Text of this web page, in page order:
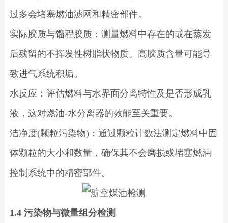
过多会堵塞燃油滤网和精密部件。
实际胶质与馏程胶质：测量燃料中存在的或在蒸发
后残留的不挥发性树脂状物质。高胶质含量可能导
致进气系统积垢。
水反应：评估燃料与水界面分离特性及是否形成乳
液，这对燃油-水分离器的效能至关重要。
洁净度(颗粒污染物)：通过颗粒计数法测定燃料中固
体颗粒的大小和数量，确保其不会磨损或堵塞燃油
控制系统中的精密部件。
1.4 污染物与微量组分检测